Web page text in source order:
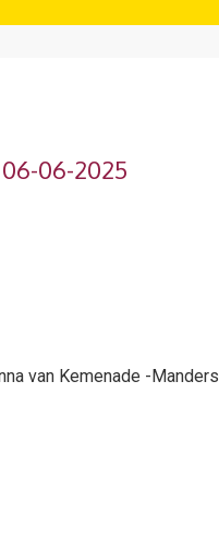
06-2025
van Kemenade -Manders